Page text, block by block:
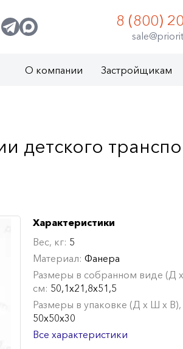
8 (800)
О компании Застройщикам
детского
Характеристики
Вес, кг: 5
Материал: Фанера
Размеры в собранном виде (Д
см: 50,1х21,8х51,5
Размеры в упаковке (Д х Ш х
50х50х30
Все характеристики